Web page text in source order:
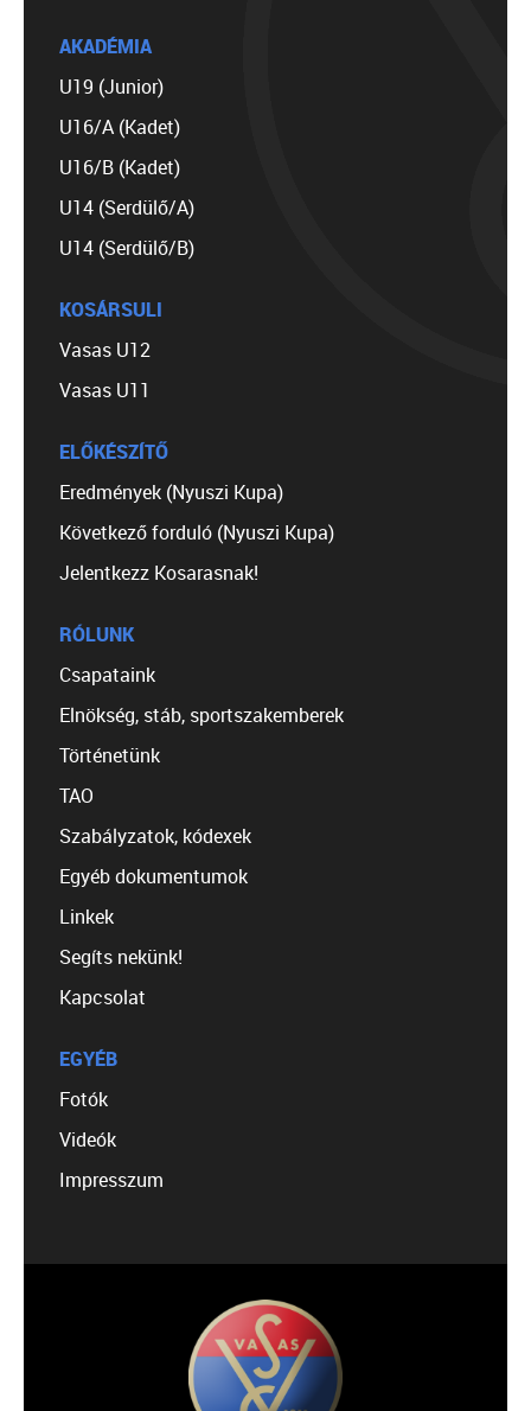
AKADÉMIA
U19 (Junior)
U16/A (Kadet)
U16/B (Kadet)
U14 (Serdülő/A)
U14 (Serdülő/B)
KOSÁRSULI
Vasas U12
Vasas U11
ELŐKÉSZÍTŐ
Eredmények (Nyuszi Kupa)
Következő forduló (Nyuszi Kupa)
Jelentkezz Kosarasnak!
RÓLUNK
Csapataink
Elnökség, stáb, sportszakemberek
Történetünk
TAO
Szabályzatok, kódexek
Egyéb dokumentumok
Linkek
Segíts nekünk!
Kapcsolat
EGYÉB
Fotók
Videók
Impresszum